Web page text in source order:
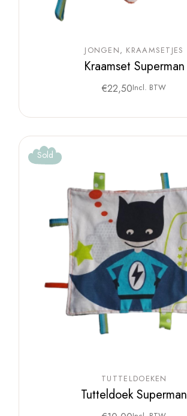
JONGEN KRAAMSETJES
Kraamset Superman
€22,50Incl. BTW
Sold
TUTTELDOEKEN
Tutteldoek Superman